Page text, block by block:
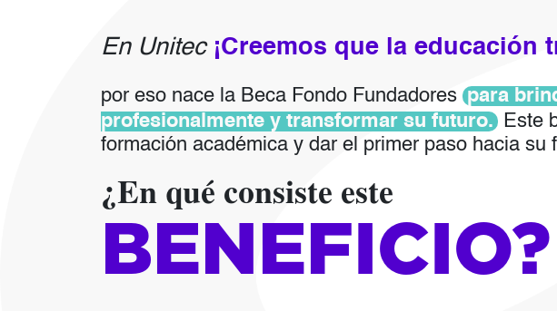
En Unitec ¡Creemos que la educación
por eso nace la Beca Fondo Fundadores para
profesionalmente y transformar su futuro. Este
formación académica y dar el primer paso hacia su
¿En qué consiste este
BENEFICIO?